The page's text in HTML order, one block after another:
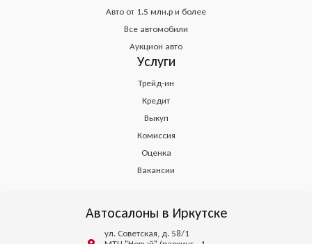
Авто от 1.5 млн.р и более
Все автомобили
Аукцион авто
Услуги
Трейд-ин
Кредит
Выкуп
Комиссия
Оценка
Вакансии
Автосалоны в Иркутске
ул. Советская, д. 58/1